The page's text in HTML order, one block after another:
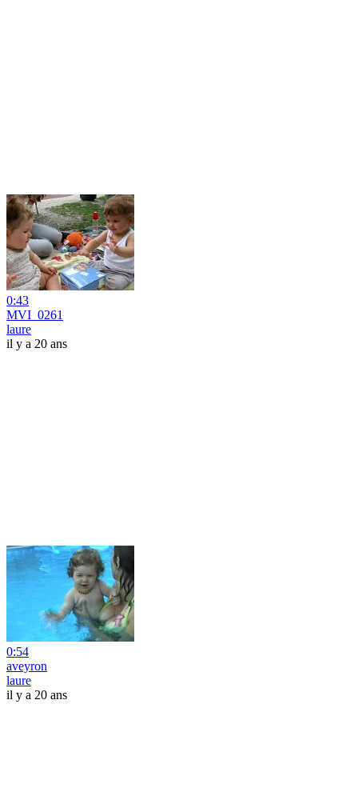
0:43
MVI_0261
laure
il y a 20 ans
0:54
aveyron
laure
il y a 20 ans